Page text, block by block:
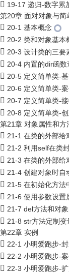
19-17 递归-数字累
第20章 面对对象与简
20-1 基本概念
20-2 类和对象基本
20-3 设计类的三要
20-4 内置的dir函
20-5 定义简单类-
20-6 定义简单类-
20-7 定义简单类-
20-8 定义简单类-
第21章 对象属性和方
21-1 在类的外部给
21-2 利用self在类
21-3 在类的外部给
21-4 创建对象时自
21-5 在初始化方法
21-6 使用参数设置
21-7 del方法和对
21-8 str方法定制变
第22章 实例
22-1 小明爱跑步-
22-2 小明爱跑步-
22-3 小明爱跑步-